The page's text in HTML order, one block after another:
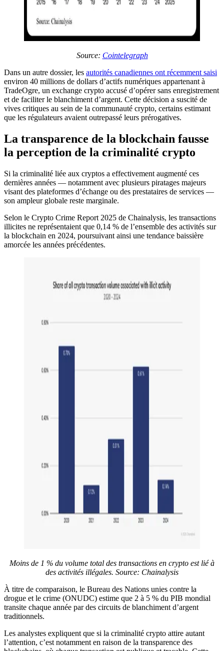
Source: Cointelegraph
Dans un autre dossier, les autorités canadiennes ont récemment saisi
environ 40 millions de dollars d’actifs numériques appartenant à
TradeOgre, un exchange crypto accusé d’opérer sans enregistrement
et de faciliter le blanchiment d’argent. Cette décision a suscité de
vives critiques au sein de la communauté crypto, certains estimant
que les régulateurs avaient outrepassé leurs prérogatives.
La transparence de la blockchain fausse
la perception de la criminalité crypto
Si la criminalité liée aux cryptos a effectivement augmenté ces
dernières années — notamment avec plusieurs piratages majeurs
visant des plateformes d’échange ou des prestataires de services —
son ampleur globale reste marginale.
Selon le Crypto Crime Report 2025 de Chainalysis, les transactions
illicites ne représentaient que 0,14 % de l’ensemble des activités sur
la blockchain en 2024, poursuivant ainsi une tendance baissière
amorcée les années précédentes.
Moins de 1 % du volume total des transactions en crypto est lié à
des activités illégales. Source: Chainalysis
À titre de comparaison, le Bureau des Nations unies contre la
drogue et le crime (ONUDC) estime que 2 à 5 % du PIB mondial
transite chaque année par des circuits de blanchiment d’argent
traditionnels.
Les analystes expliquent que si la criminalité crypto attire autant
l’attention, c’est notamment en raison de la transparence des